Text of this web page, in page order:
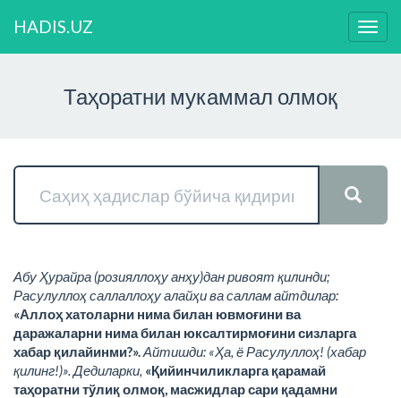
HADIS.UZ
Таҳоратни мукаммал олмоқ
Абу Ҳурайра (розияллоҳу анҳу)дан ривоят қилинди;
Расулуллоҳ саллаллоҳу алайҳи ва саллам айтдилар:
«Аллоҳ хатоларни нима билан ювмоғини ва
даражаларни нима билан юксалтирмоғини сизларга
хабар қилайинми?».Айтишди: «Ҳа, ё Расулуллоҳ! (хабар
қилинг!)». Дедиларки, «Қийинчиликларга қарамай
таҳоратни тўлиқ олмоқ, масжидлар сари қадамни